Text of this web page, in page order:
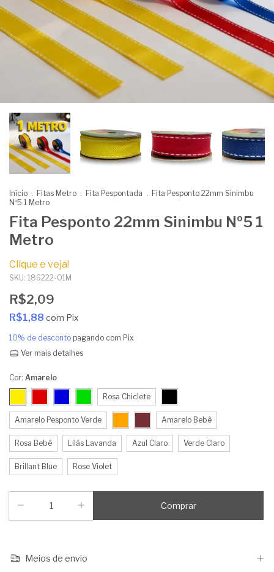
Início . Fitas Metro . Fita Pespontada . Fita Pesponto 22mm Sinimbu
Nº5 1 Metro
Fita Pesponto 22mm Sinimbu Nº5 1
Metro
Clique e veja!
SKU: 186222-01M
R$2,09
R$1,88 com Pix
10% de desconto pagando com Pix
Ver mais detalhes
Cor: Amarelo
Rosa Chiclete
Amarelo Pesponto Verde Amarelo Bebê
Rosa Bebê Lilás Lavanda Azul Claro Verde Claro
Brillant Blue Rose Violet
Meios de envio